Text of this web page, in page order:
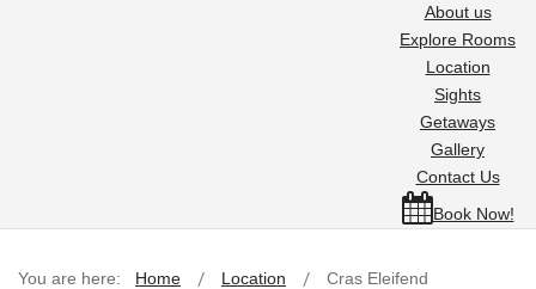
About us
Explore Rooms
Location
Sights
Getaways
Gallery
Contact Us
Book Now!
You are here: Home Location Cras Eleifend